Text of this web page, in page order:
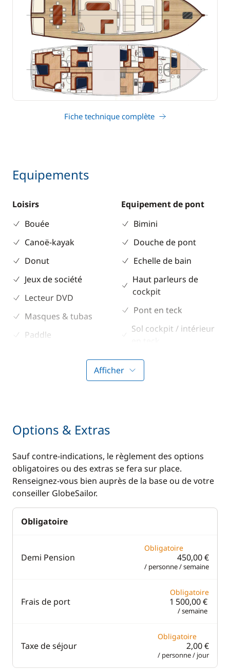
Fiche technique complète
Equipements
Loisirs
Bouée
Canoë-kayak
Donut
Jeux de société
Lecteur DVD
Masques & tubas
Paddle
Equipement de pont
Bimini
Douche de pont
Echelle de bain
Haut parleurs de
cockpit
Pont en teck
Sol cockpit / intérieur
Table de cockpit
Taud de soleil
Electronique
GPS
Lecteur de cartes
Loch - Speedo
Sondeur
VHF
Equipement de
sécurité
Guide & cartes
Cuisine
Ice Maker
Eau chaude
Générateur
Ventilateurs
Afficher
Options & Extras
Sauf contre-indications, le règlement des options
obligatoires ou des extras se fera sur place.
Renseignez-vous bien auprès de la base ou de votre
conseiller GlobeSailor.
Obligatoire
Demi Pension
Obligatoire
450,00 €
/ personne / semaine
Frais de port
Obligatoire
1 500,00 €
/ semaine
Taxe de séjour
Obligatoire
2,00 €
/ personne / jour